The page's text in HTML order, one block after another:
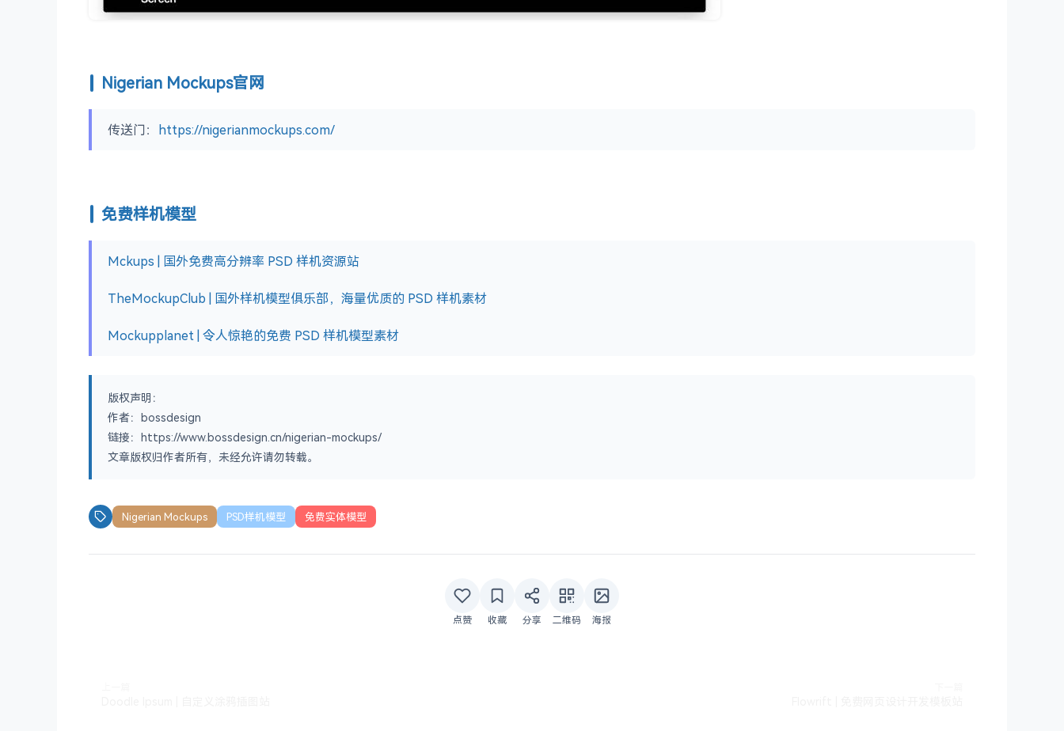
Nigerian Mockups官网
传送门： https://nigerianmockups.com/
免费样机模型
Mckups | 国外免费高分辨率 PSD 样机资源站
TheMockupClub | 国外样机模型俱乐部，海量优质的 PSD 样机素材
Mockupplanet | 令人惊艳的免费 PSD 样机模型素材
版权声明：
作者：bossdesign
链接：https://www.bossdesign.cn/nigerian-mockups/
文章版权归作者所有，未经允许请勿转载。
Nigerian Mockups PSD样机模型 免费实体模型
点赞 收藏 分享 二维码 海报